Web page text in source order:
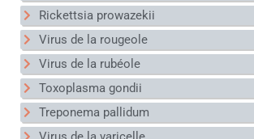
Rickettsia prowazekii
Virus de la rougeole
Virus de la rubéole
Toxoplasma gondii
Treponema pallidum